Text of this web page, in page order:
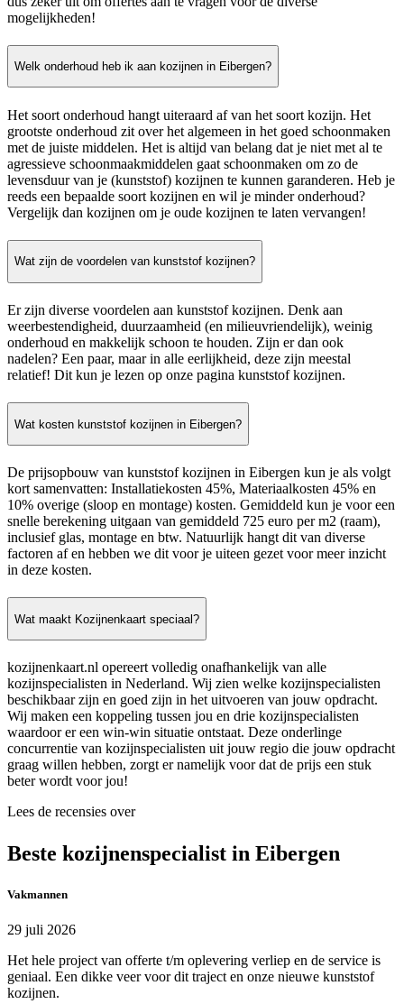
mogelijkheden!
Welk onderhoud heb ik aan kozijnen in Eibergen?
Het soort onderhoud hangt uiteraard af van het soort kozijn. Het
grootste onderhoud zit over het algemeen in het goed schoonmaken
met de juiste middelen. Het is altijd van belang dat je niet met al te
agressieve schoonmaakmiddelen gaat schoonmaken om zo de
levensduur van je (kunststof) kozijnen te kunnen garanderen. Heb je
reeds een bepaalde soort kozijnen en wil je minder onderhoud?
Vergelijk dan kozijnen om je oude kozijnen te laten vervangen!
Wat zijn de voordelen van kunststof kozijnen?
Er zijn diverse voordelen aan kunststof kozijnen. Denk aan
weerbestendigheid, duurzaamheid (en milieuvriendelijk), weinig
onderhoud en makkelijk schoon te houden. Zijn er dan ook
nadelen? Een paar, maar in alle eerlijkheid, deze zijn meestal
relatief! Dit kun je lezen op onze pagina kunststof kozijnen.
Wat kosten kunststof kozijnen in Eibergen?
De prijsopbouw van kunststof kozijnen in Eibergen kun je als volgt
kort samenvatten: Installatiekosten 45%, Materiaalkosten 45% en
10% overige (sloop en montage) kosten. Gemiddeld kun je voor een
snelle berekening uitgaan van gemiddeld 725 euro per m2 (raam),
inclusief glas, montage en btw. Natuurlijk hangt dit van diverse
factoren af en hebben we dit voor je uiteen gezet voor meer inzicht
in deze kosten.
Wat maakt Kozijnenkaart speciaal?
kozijnenkaart.nl opereert volledig onafhankelijk van alle
kozijnspecialisten in Nederland. Wij zien welke kozijnspecialisten
beschikbaar zijn en goed zijn in het uitvoeren van jouw opdracht.
Wij maken een koppeling tussen jou en drie kozijnspecialisten
waardoor er een win-win situatie ontstaat. Deze onderlinge
concurrentie van kozijnspecialisten uit jouw regio die jouw opdracht
graag willen hebben, zorgt er namelijk voor dat de prijs een stuk
beter wordt voor jou!
Lees de recensies over
Beste kozijnenspecialist in Eibergen
Vakmannen
29 juli 2026
Het hele project van offerte t/m oplevering verliep en de service is
geniaal. Een dikke veer voor dit traject en onze nieuwe kunststof
kozijnen.